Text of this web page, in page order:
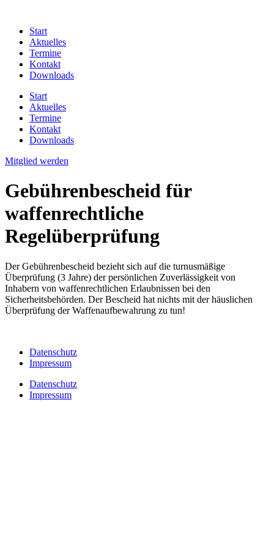
springenStart
Aktuelles
Termine
Kontakt
Downloads
Start
Aktuelles
Termine
Kontakt
Downloads
Mitglied werden
Gebührenbescheid für
waffenrechtliche
Regelüberprüfung
Der Gebührenbescheid bezieht sich auf die turnusmäßige
Überprüfung (3 Jahre) der persönlichen Zuverlässigkeit von
Inhabern von waffenrechtlichen Erlaubnissen bei den
Sicherheitsbehörden. Der Bescheid hat nichts mit der häuslichen
Überprüfung der Waffenaufbewahrung zu tun!
Datenschutz
Impressum
Datenschutz
Impressum